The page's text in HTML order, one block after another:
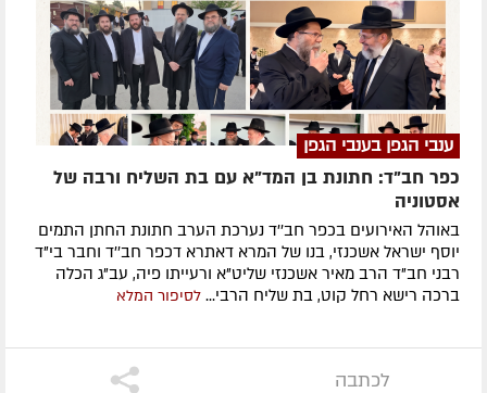
ענבי הגפן בענבי הגפן
כפר חב"ד: חתונת בן המד"א עם בת השליח ורבה של
אסטוניה
באוהל האירועים בכפר חב''ד נערכת הערב חתונת החתן התמים
יוסף ישראל אשכנזי, בנו של המרא דאתרא דכפר חב''ד וחבר בי"ד
רבני חב"ד הרב מאיר אשכנזי שליט"א ורעייתו פיה, עב"ג הכלה
ברכה רישא רחל קוט, בת שליח הרבי... לסיפור המלא
לכתבה